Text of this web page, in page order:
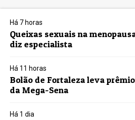
Há 7 horas
Queixas sexuais na
diz especialista
Há 11 horas
Bolão de Fortaleza leva
da Mega-Sena
Há 1 dia